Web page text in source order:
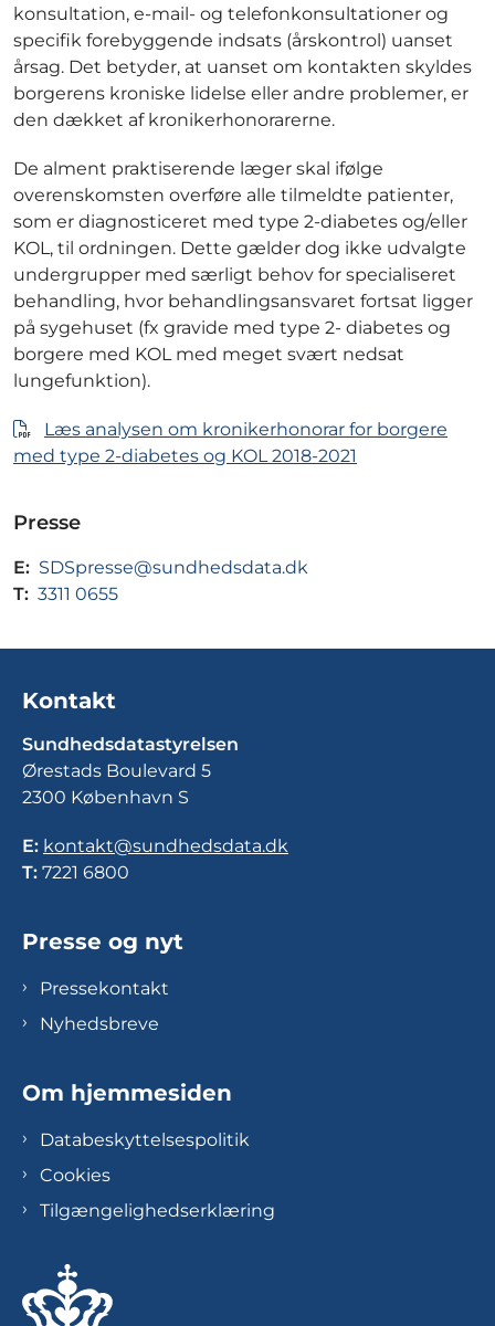
konsultation, e-mail- og telefonkonsultationer og
specifik forebyggende indsats (årskontrol) uanset
årsag. Det betyder, at uanset om kontakten skyldes
borgerens kroniske lidelse eller andre problemer, er
den dækket af kronikerhonorarerne.
De alment praktiserende læger skal ifølge
overenskomsten overføre alle tilmeldte patienter,
som er diagnosticeret med type 2-diabetes og/eller
KOL, til ordningen. Dette gælder dog ikke udvalgte
undergrupper med særligt behov for specialiseret
behandling, hvor behandlingsansvaret fortsat ligger
på sygehuset (fx gravide med type 2- diabetes og
borgere med KOL med meget svært nedsat
lungefunktion).
Læs analysen om kronikerhonorar for borgere
med type 2-diabetes og KOL 2018-2021
Presse
E: SDSpresse@sundhedsdata.dk
T: 3311 0655
Kontakt
Sundhedsdatastyrelsen
Ørestads Boulevard 5
2300 København S
E: kontakt@sundhedsdata.dk
T: 7221 6800
Presse og nyt
Pressekontakt
Nyhedsbreve
Om hjemmesiden
Databeskyttelsespolitik
Cookies
Tilgængelighedserklæring